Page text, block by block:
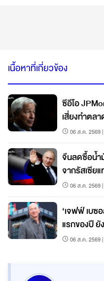
เนื้อหาที่เกี่ยวข้อง
ซีอีโอ
เสี่ยงทำตล
06 ส.ค. 2569
จีนลดซื้อน้ำ
จากรัสเซีย
06 ส.ค. 2569
‘เจฟฟ์ เบซ
แรกของปี
06 ส.ค. 2569